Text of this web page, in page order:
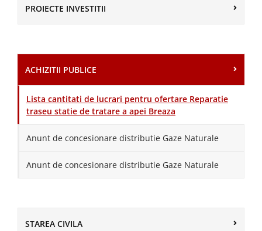
PROIECTE INVESTITII
ACHIZITII PUBLICE
Lista cantitati de lucrari pentru ofertare Reparatie
traseu statie de tratare a apei Breaza
Anunt de concesionare distributie Gaze Naturale
Anunt de concesionare distributie Gaze Naturale
STAREA CIVILA